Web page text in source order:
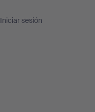
Iniciar sesión